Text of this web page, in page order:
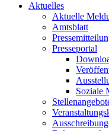
Aktuelles
Aktuelle
Amtsblatt
Presseportal
Soziale